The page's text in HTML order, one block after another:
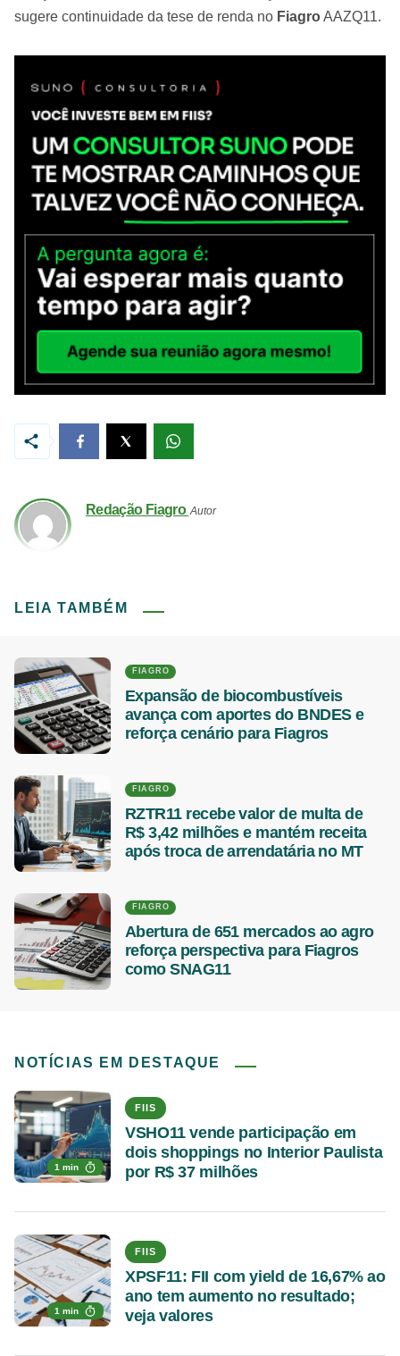
sugere continuidade da tese de renda no FiagroAAZQ11.
Redação Fiagro Autor
LEIA TAMBÉM
FIAGRO
Expansão de biocombustíveis
avança com aportes do BNDES e
reforça cenário para Fiagros
FIAGRO
RZTR11 recebe valor de multa de
R$ 3,42 milhões e mantém receita
após troca de arrendatária no MT
FIAGRO
Abertura de 651 mercados ao agro
reforça perspectiva para Fiagros
como SNAG11
NOTÍCIAS EM DESTAQUE
1 min
FIIS
VSHO11 vende participação em
dois shoppings no Interior Paulista
por R$ 37 milhões
1 min
FIIS
XPSF11: FII com yield de 16,67% ao
ano tem aumento no resultado;
veja valores